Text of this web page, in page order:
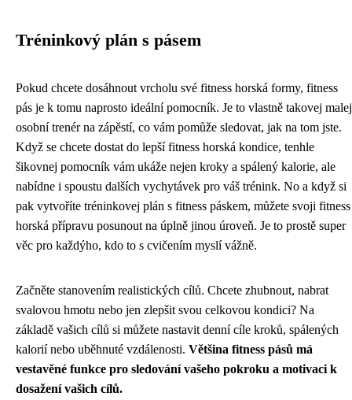
Tréninkový plán s pásem
Pokud chcete dosáhnout vrcholu své fitness horská formy, fitness
pás je k tomu naprosto ideální pomocník. Je to vlastně takovej malej
osobní trenér na zápěstí, co vám pomůže sledovat, jak na tom jste.
Když se chcete dostat do lepší fitness horská kondice, tenhle
šikovnej pomocník vám ukáže nejen kroky a spálený kalorie, ale
nabídne i spoustu dalších vychytávek pro váš trénink. No a když si
pak vytvoříte tréninkovej plán s fitness páskem, můžete svoji fitness
horská přípravu posunout na úplně jinou úroveň. Je to prostě super
věc pro každýho, kdo to s cvičením myslí vážně.
Začněte stanovením realistických cílů. Chcete zhubnout, nabrat
svalovou hmotu nebo jen zlepšit svou celkovou kondici? Na
základě vašich cílů si můžete nastavit denní cíle kroků, spálených
kalorií nebo uběhnuté vzdálenosti. Většina fitness pásů má
vestavěné funkce pro sledování vašeho pokroku a motivaci k
dosažení vašich cílů.